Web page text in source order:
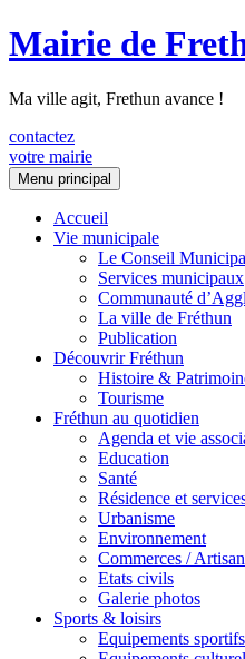
Mairie de
Ma ville agit, Frethun avance !
contactez
votre mairie
Menu principal
Aller
au
Accueil
Vie municipale
Le Conseil
Services municipaux
Communauté
La ville de Fréthun
Publication
Découvrir Fréthun
Histoire &
Tourisme
Fréthun au quotidien
Agenda et vie
Education
Santé
Résidence et
Urbanisme
Environnement
Commerces /
Etats civils
Galerie photos
Sports & loisirs
Equipements sportifs